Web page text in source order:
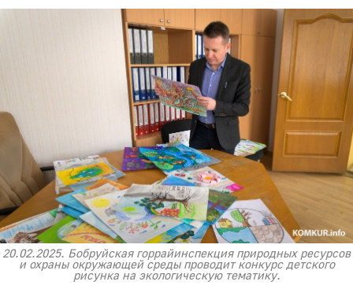
20.02.2025. Бобруйская горрайинспекция природных ресурсов
и охраны окружающей среды проводит конкурс детского
рисунка на экологическую тематику.